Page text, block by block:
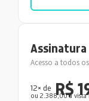
Acesso a todos
12× deR$
ou 2.388,00 a vista